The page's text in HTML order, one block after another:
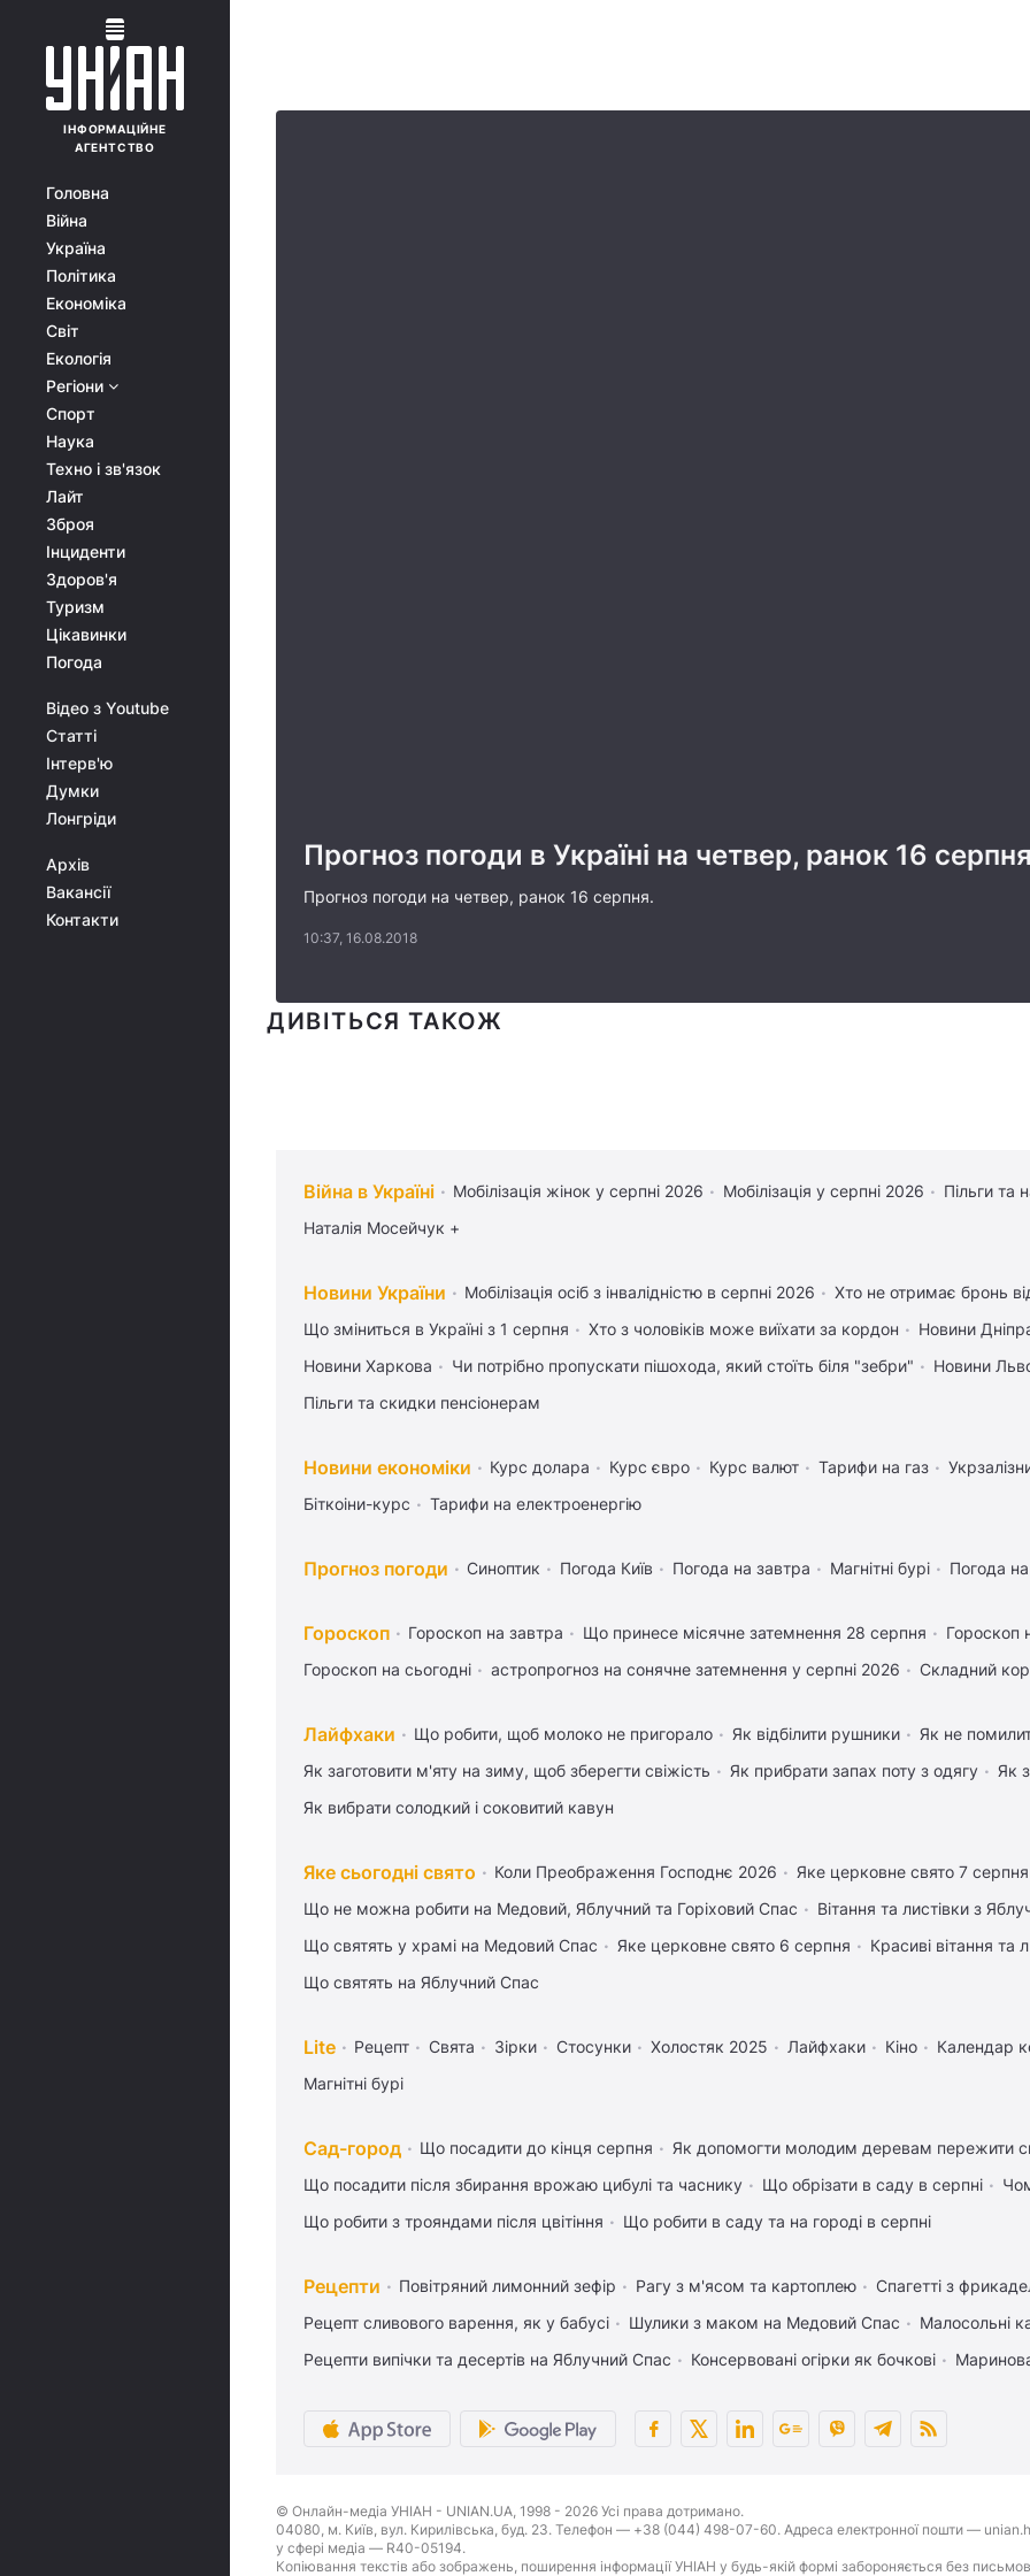
ІНФОРМАЦІЙНЕ
АГЕНТСТВО
Головна
Війна
Україна
Політика
Економіка
Світ
Екологія
Регіони
Спорт
Наука
Техно і зв'язок
Лайт
Зброя
Інциденти
Здоров'я
Туризм
Цікавинки
Погода
Відео з Youtube
Статті
Інтерв'ю
Думки
Лонгріди
Архів
Вакансії
Контакти
Прогноз погоди в Україні на четвер, ранок 16
Прогноз погоди на четвер, ранок 16 серпня.
10:37, 16.08.2018
ДИВІТЬСЯ ТАКОЖ
Війна в Україні Мобілізація жінок у серпні 2026 Мобілізація у серпні 2026
Пільги та
Наталія Мосейчук +
Новини України Мобілізація осіб з інвалідністю в серпні 2026
Хто не отримає бронь
Що зміниться в Україні з 1 серпня
Хто з чоловіків може виїхати за кордон
Новини
Новини Харкова
Чи потрібно пропускати пішохода, який стоїть біля "зебри"
Новини
Пільги та скидки пенсіонерам
Новини економіки Курс долара Курс євро Курс валют Тарифи на газ
Біткоіни-курс
Тарифи на електроенергію
Прогноз погоди Синоптик Погода Київ Погода на завтра Магнітні бурі Погода
Гороскоп Гороскоп на завтра Що принесе місячне затемнення 28 серпня
Гороскоп
Гороскоп на сьогодні
астропрогноз на сонячне затемнення у серпні 2026 Складний
Лайфхаки Що робити, щоб молоко не пригорало Як відбілити рушники
Як не
Як заготовити м'яту на зиму, щоб зберегти свіжість
Як прибрати запах поту з одягу
Як
Як вибрати солодкий і соковитий кавун
Яке сьогодні свято Коли Преображення Господнє 2026
Яке церковне свято 7 серпня
Що не можна робити на Медовий, Яблучний та Горіховий Спас
Вітання та листівки з
Що святять у храмі на Медовий Спас
Яке церковне свято 6 серпня
Красиві вітання
Що святять на Яблучний Спас
Lite Рецепт Свята Зірки Стосунки Холостяк 2025 Лайфхаки Кіно
Календар
Магнітні бурі
Сад-город Що посадити до кінця серпня
Як допомогти молодим деревам пережити
Що посадити після збирання врожаю цибулі та часнику
Що обрізати в саду в серпні
Що робити з трояндами після цвітіння
Що робити в саду та на городі в серпні
Рецепти Повітряний лимонний зефір Рагу з м'ясом та картоплею
Спагетті з
Рецепт сливового варення, як у бабусі
Шулики з маком на Медовий Спас
Малосольні
Рецепти випічки та десертів на Яблучний Спас
Консервовані огірки як бочкові
© Онлайн-медіа УНІАН - UNIAN.UA, 1998 - 2026 Усі права дотримано.
04080, м. Київ, вул. Кирилівська, буд. 23. Телефон — +38 (044) 498-07-60. Адреса електронної пошти —
у сфері медіа — R40-05194.
Копіювання текстів або зображень, поширення інформації УНІАН у будь-якій формі забороняється без